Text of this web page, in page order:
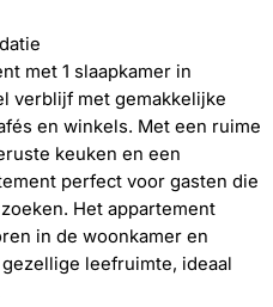
met 1 slaapkamer in
verblijf met gemakkelijke
en winkels. Met een ruime
keuken en een
perfect voor gasten die
Het appartement
in de woonkamer en
leefruimte, ideaal